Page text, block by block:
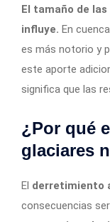
El tamaño de
influye. En
es más notorio y
este aporte
significa que las
¿Por qué
glaciares
El derretimiento
consecuencias